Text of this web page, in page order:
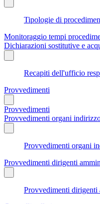
Tipologie di
Monitoraggio tempi
Dichiarazioni sostitutive e
Recapiti dell'ufficio
Provvedimenti
Provvedimenti
Provvedimenti organi
Provvedimenti organi
Provvedimenti dirigenti
Provvedimenti dirigenti